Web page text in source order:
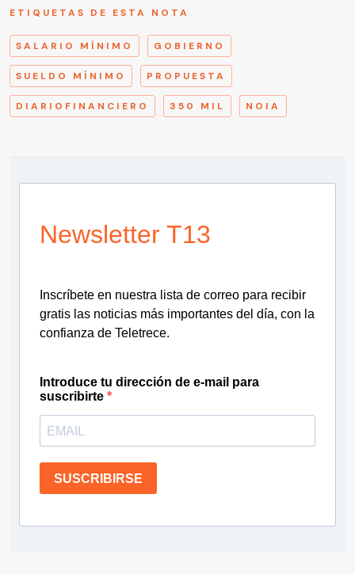
ETIQUETAS DE ESTA NOTA
SALARIO MÍNIMO GOBIERNO
SUELDO MÍNIMO PROPUESTA
DIARIOFINANCIERO 350 MIL NOIA
Newsletter T13
Inscríbete en nuestra lista de correo para recibir
gratis las noticias más importantes del día, con la
confianza de Teletrece.
Introduce tu dirección de e-mail para
suscribirte
SUSCRIBIRSE